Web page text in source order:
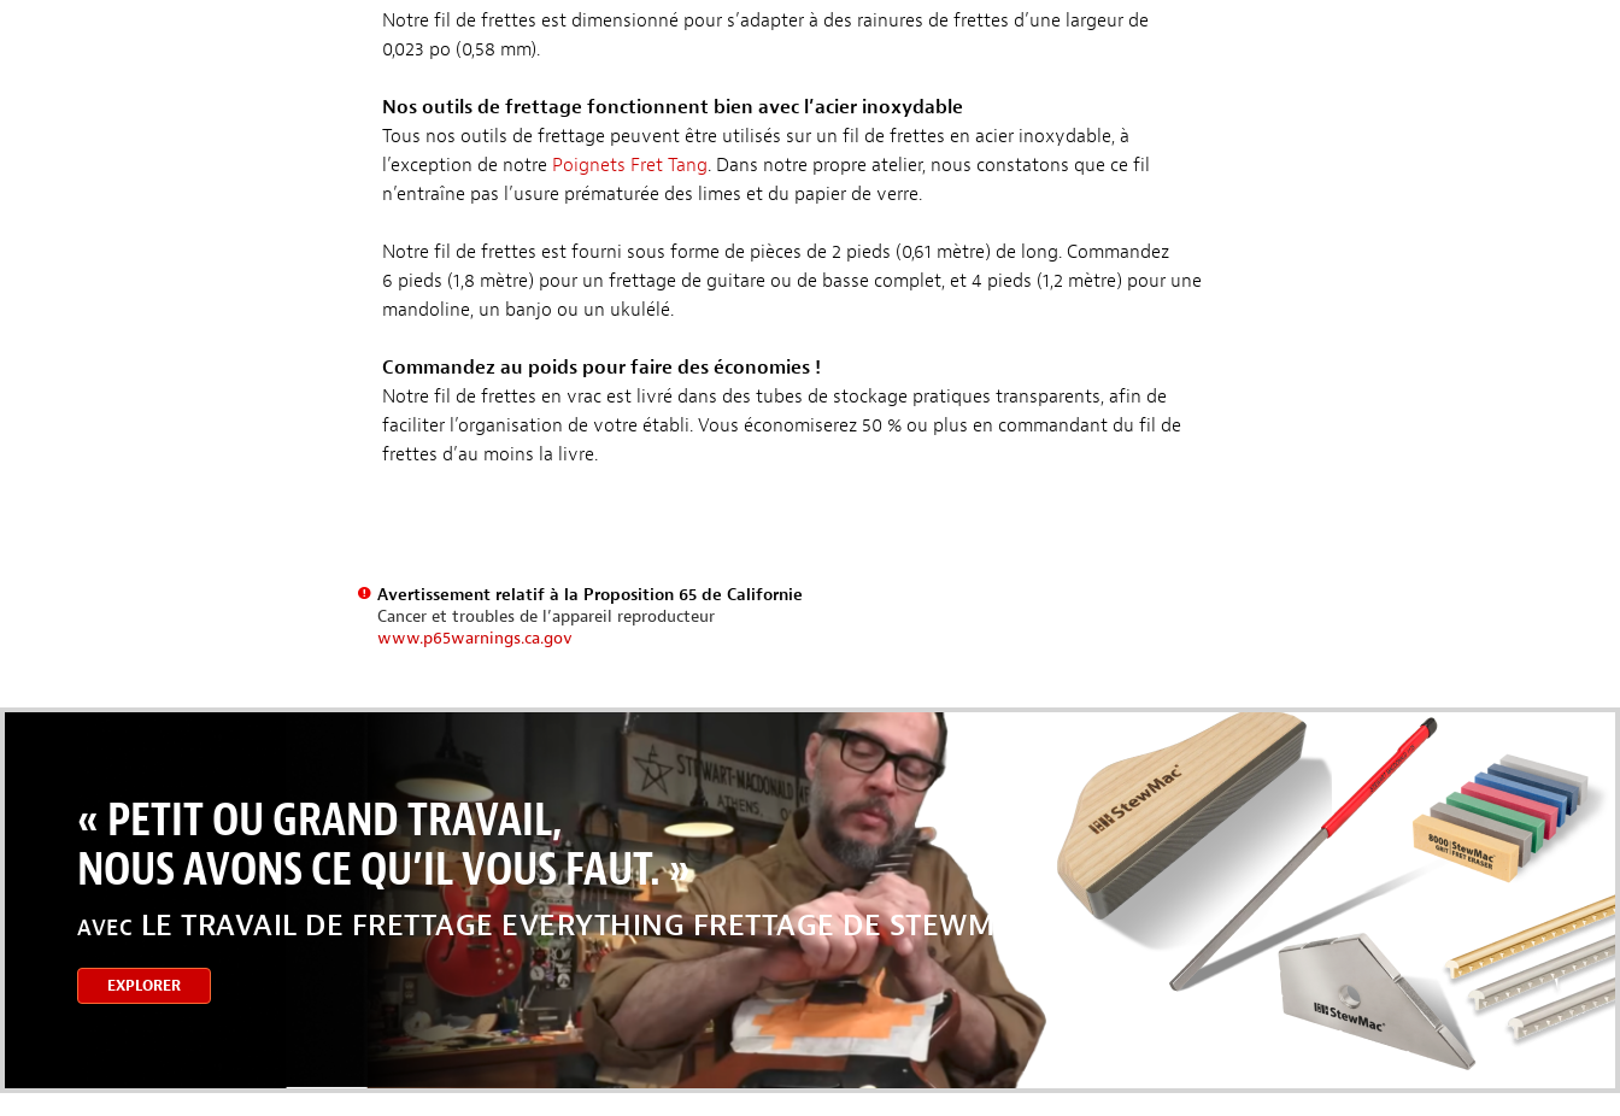
Notre fil de frettes est dimensionné pour s’adapter à des rainures de frettes d’une largeur de
0,023 po (0,58 mm).
Nos outils de frettage fonctionnent bien avec l’acier inoxydable
Tous nos outils de frettage peuvent être utilisés sur un fil de frettes en acier inoxydable, à
l’exception de notre Poignets Fret Tang. Dans notre propre atelier, nous constatons que ce fil
n’entraîne pas l’usure prématurée des limes et du papier de verre.
Notre fil de frettes est fourni sous forme de pièces de 2 pieds (0,61 mètre) de long. Commandez
6 pieds (1,8 mètre) pour un frettage de guitare ou de basse complet, et 4 pieds (1,2 mètre) pour une
mandoline, un banjo ou un ukulélé.
Commandez au poids pour faire des économies !
Notre fil de frettes en vrac est livré dans des tubes de stockage pratiques transparents, afin de
faciliter l’organisation de votre établi. Vous économiserez 50 % ou plus en commandant du fil de
frettes d’au moins la livre.
Avertissement relatif à la Proposition 65 de Californie
Cancer et troubles de l’appareil reproducteur
www.p65warnings.ca.gov
« PETIT OU GRAND TRAVAIL,
NOUS AVONS CE QU’IL VOUS FAUT. »
AVEC LE TRAVAIL DE FRETTAGE EVERYTHING FRETTAGE DE STEWMAC
EXPLORER